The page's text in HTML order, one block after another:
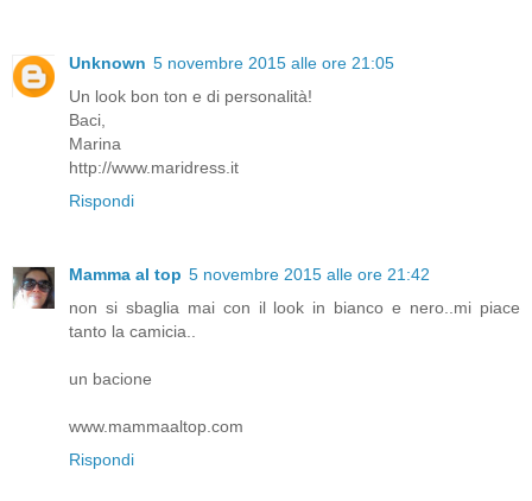
Unknown 5 novembre 2015 alle ore 21:05
Un look bon ton e di personalità!
Baci,
Marina
http://www.maridress.it
Rispondi
Mamma al top 5 novembre 2015 alle ore 21:42
non si sbaglia mai con il look in bianco e nero..mi piace
tanto la camicia..
un bacione
www.mammaaltop.com
Rispondi